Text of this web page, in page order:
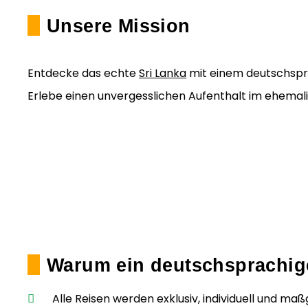
Unsere Mission
Entdecke das echteSri Lanka mit einem
Erlebe einen unvergesslichen Aufenthalt im
Warum ein
Alle Reisen werden exklusiv, individuell und